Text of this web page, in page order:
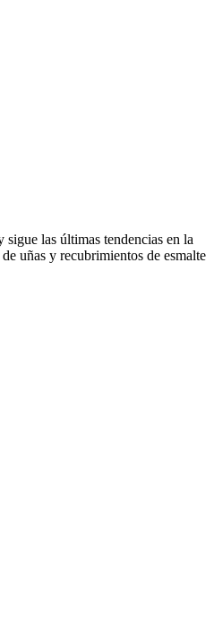
las últimas tendencias en la
uñas y recubrimientos de esmalte